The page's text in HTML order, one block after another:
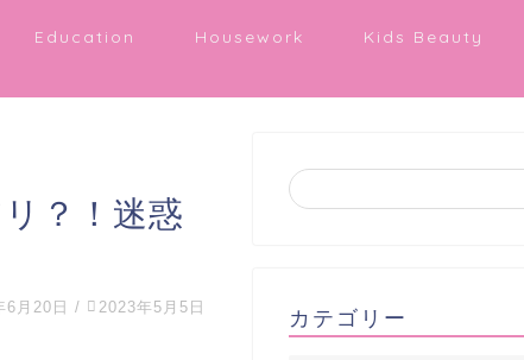
Education Housework Kids Beauty
？！迷惑
6月20日 / 2023年5月5日 カテゴリー